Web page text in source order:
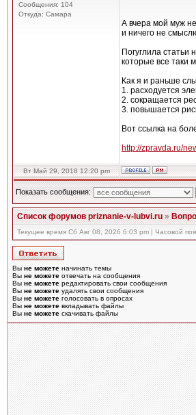
Сообщения: 104
Откуда: Самара
А вчера мой муж
и ничего не
Погуглила статьи
которые все таки
Как я и раньше
1. расходуется
2. сокращается
3. повышается
Вот ссылка на
http://zpravda.ru/
Вт Май 29, 2018 12:20 pm
Показать сообщения:
Список форумов priznanie-v-lubvi.ru»
Текущее время Сб Авг 08, 2026 6:03 pm | Часовой
Вы не можете начинать темы
Вы не можете отвечать на сообщения
Вы не можете редактировать свои сообщения
Вы не можете удалять свои сообщения
Вы не можете голосовать в опросах
Вы не можете вкладывать файлы
Вы не можете скачивать файлы